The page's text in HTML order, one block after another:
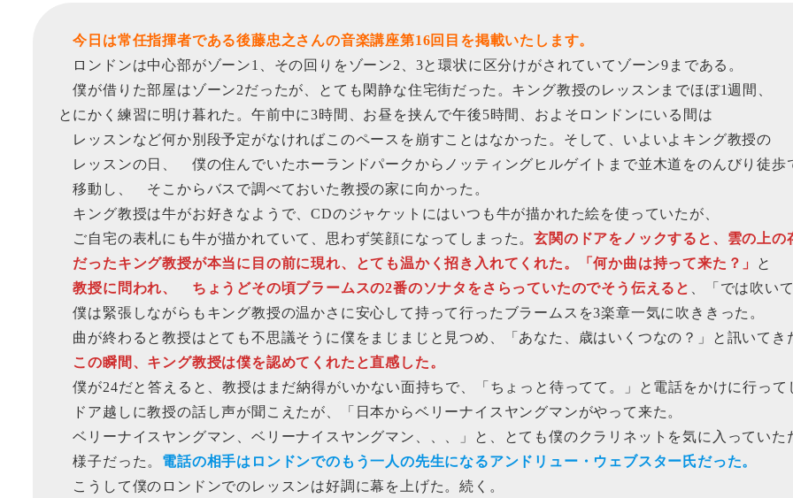
今日は常任指揮者である後藤忠之さんの音楽講座第16回目を掲載いたします。
ロンドンは中心部がゾーン1、その回りをゾーン2、3と環状に区分けがされていてゾーン9まである。
僕が借りた部屋はゾーン2だったが、とても閑静な住宅街だった。キング教授のレッスンまでほぼ1週間、
とにかく練習に明け暮れた。午前中に3時間、お昼を挟んで午後5時間、およそロンドンにいる間は
レッスンなど何か別段予定がなければこのペースを崩すことはなかった。そして、いよいよキング教授の
レッスンの日、 僕の住んでいたホーランドパークからノッティングヒルゲイトまで並木道をのんびり徒歩
移動し、 そこからバスで調べておいた教授の家に向かった。
キング教授は牛がお好きなようで、CDのジャケットにはいつも牛が描かれた絵を使っていたが、
ご自宅の表札にも牛が描かれていて、思わず笑顔になってしまった。玄関のドアをノックすると、雲の上の
だったキング教授が本当に目の前に現れ、とても温かく招き入れてくれた。「何か曲は持って来た？」
と
教授に問われ、 ちょうどその頃ブラームスの2番のソナタをさらっていたのでそう伝えると
、「では吹い
僕は緊張しながらもキング教授の温かさに安心して持って行ったブラームスを3楽章一気に吹ききった。
曲が終わると教授はとても不思議そうに僕をまじまじと見つめ、「あなた、歳はいくつなの？」と訊いてき
この瞬間、キング教授は僕を認めてくれたと直感した。
僕が24だと答えると、教授はまだ納得がいかない面持ちで、「ちょっと待ってて。」と電話をかけに行って
ドア越しに教授の話し声が聞こえたが、「日本からベリーナイスヤングマンがやって来た。
ベリーナイスヤングマン、ベリーナイスヤングマン、、、」と、とても僕のクラリネットを気に入っていた
様子だった。 電話の相手はロンドンでのもう一人の先生になるアンドリュー・ウェブスター氏だった。
こうして僕のロンドンでのレッスンは好調に幕を上げた。続く。